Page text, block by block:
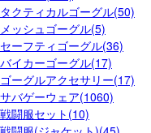
タクティカルゴーグル(50)
メッシュゴーグル(5)
セーフティゴーグル(36)
バイカーゴーグル(17)
ゴーグルアクセサリー(17)
サバゲーウェア(1060)
戦闘服セット(10)